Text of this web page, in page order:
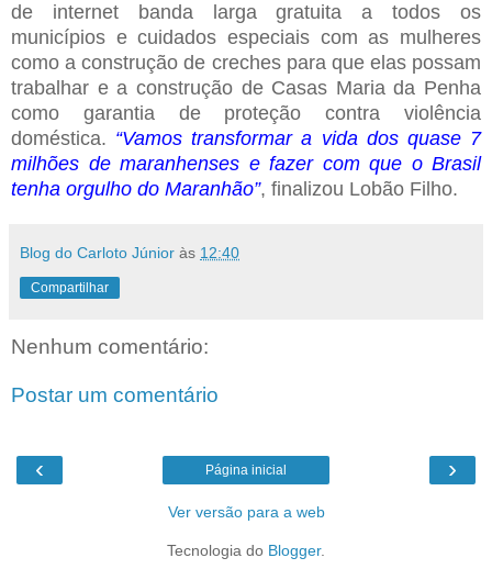
de internet banda larga gratuita a todos os
municípios e cuidados especiais com as mulheres
como a construção de creches para que elas possam
trabalhar e a construção de Casas Maria da Penha
como garantia de proteção contra violência
doméstica. “Vamos transformar a vida dos quase 7
milhões de maranhenses e fazer com que o Brasil
tenha orgulho do Maranhão”, finalizou Lobão Filho.
Blog do Carloto Júnior às 12:40
Compartilhar
Nenhum comentário:
Postar um comentário
‹ ›
Página inicial
Ver versão para a web
Tecnologia do Blogger.